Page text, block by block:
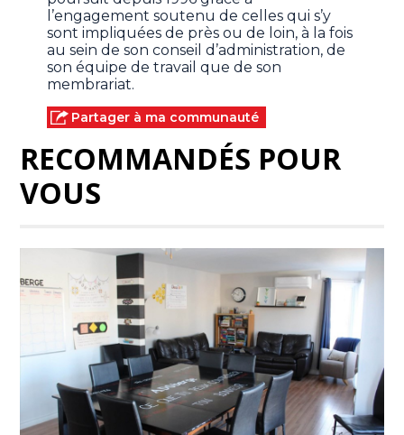
l’engagement soutenu de celles qui s’y
sont impliquées de près ou de loin, à la fois
au sein de son conseil d’administration, de
son équipe de travail que de son
membrariat.
Partager à ma communauté
RECOMMANDÉS POUR
VOUS